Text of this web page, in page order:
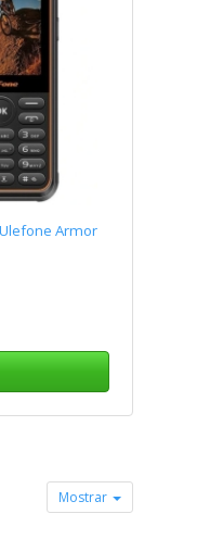
Armor
Mostrar